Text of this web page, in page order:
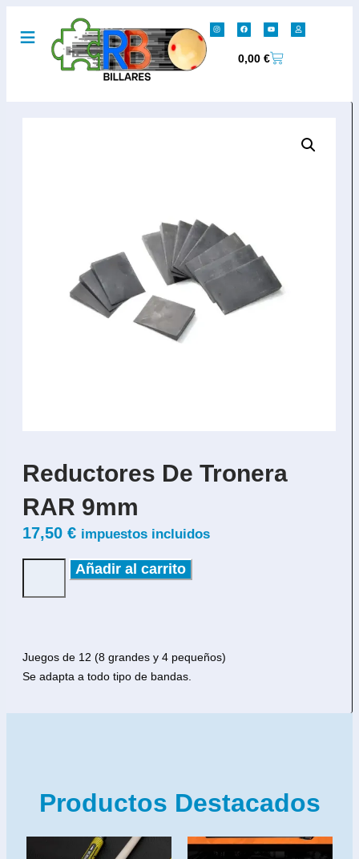
0,00 €
Reductores De Tronera
RAR 9mm
17,50 € impuestos incluidos
Añadir al carrito
Juegos de 12 (8 grandes y 4 pequeños)
Se adapta a todo tipo de bandas.
Productos Destacados